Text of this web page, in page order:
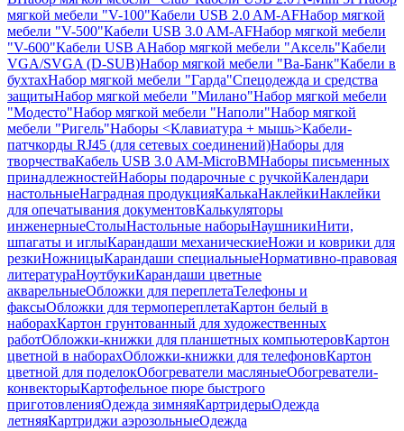
мягкой мебели "V-100"Кабели USB 2.0 AM-AFНабор мягкой
мебели "V-500"Кабели USB 3.0 AM-AFНабор мягкой мебели
"V-600"Кабели USB AНабор мягкой мебели "Аксель"Кабели
VGA/SVGA (D-SUB)Набор мягкой мебели "Ва-Банк"Кабели в
бухтахНабор мягкой мебели "Гарда"Спецодежда и средства
защитыНабор мягкой мебели "Милано"Набор мягкой мебели
"Модесто"Набор мягкой мебели "Наполи"Набор мягкой
мебели "Ригель"Наборы <Клавиатура + мышь>Кабели-
патчкорды RJ45 (для сетевых соединений)Наборы для
творчестваКабель USB 3.0 AM-MicroBMНаборы письменных
принадлежностейНаборы подарочные с ручкойКалендари
настольныеНаградная продукцияКалькаНаклейкиНаклейки
для опечатывания документовКалькуляторы
инженерныеСтолыНастольные наборыНаушникиНити,
шпагаты и иглыКарандаши механическиеНожи и коврики для
резкиНожницыКарандаши специальныеНормативно-правовая
литератураНоутбукиКарандаши цветные
акварельныеОбложки для переплетаТелефоны и
факсыОбложки для термопереплетаКартон белый в
наборахКартон грунтованный для художественных
работОбложки-книжки для планшетных компьютеровКартон
цветной в наборахОбложки-книжки для телефоновКартон
цветной для поделокОбогреватели масляныеОбогреватели-
конвекторыКартофельное пюре быстрого
приготовленияОдежда зимняяКартридерыОдежда
летняяКартриджи аэрозольныеОдежда